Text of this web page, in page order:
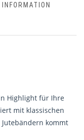
Highlight für Ihre
mit klassischen
kommt